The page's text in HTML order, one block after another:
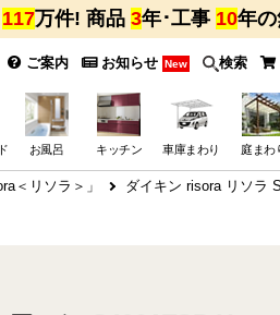
117万件! 商品 3年･工事 10年の
ご案内 お知らせ New 検索
お風呂 キッチン 車庫まわり 庭まわ
＜リソラ＞」 ダイキン risora リソラ